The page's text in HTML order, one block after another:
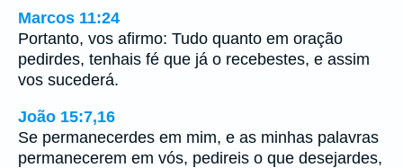
Marcos 11:24
Portanto, vos afirmo: Tudo quanto em oração
pedirdes, tenhais fé que já o recebestes, e assim
vos sucederá.
João 15:7,16
Se permanecerdes em mim, e as minhas palavras
permanecerem em vós, pedireis o que desejardes,